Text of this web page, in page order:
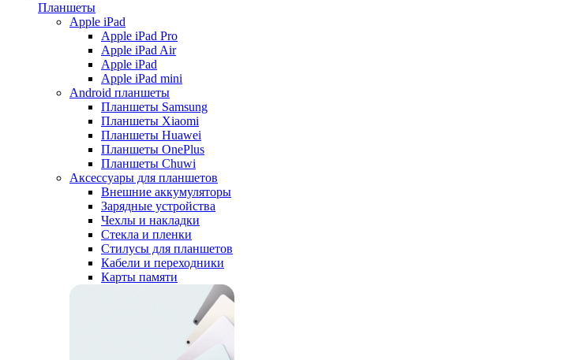
Планшеты
Apple iPad
Apple iPad Pro
Apple iPad Air
Apple iPad
Apple iPad mini
Android планшеты
Планшеты Samsung
Планшеты Xiaomi
Планшеты Huawei
Планшеты OnePlus
Планшеты Chuwi
Аксессуары для планшетов
Внешние аккумуляторы
Зарядные устройства
Чехлы и накладки
Стекла и пленки
Стилусы для планшетов
Кабели и переходники
Карты памяти